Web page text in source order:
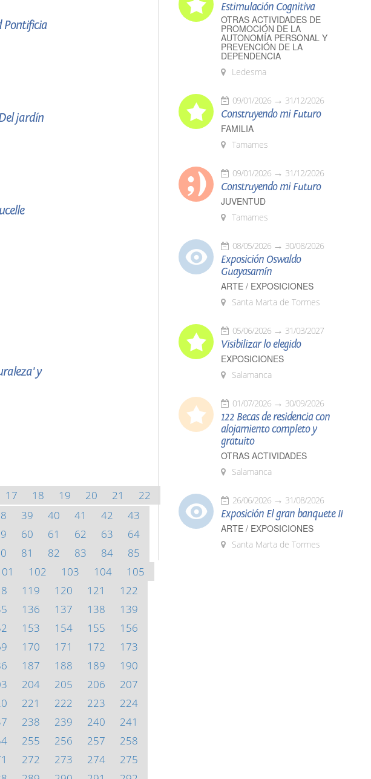
Pontificia
jardín
y
17 18 19 20 21
22
39 40 41 42
43
60 61 62 63
64
81 82 83 84
85
102 103 104
105
119 120 121
122
136 137 138
139
153 154 155
156
170 171 172
173
187 188 189
190
204 205 206
207
221 222 223
224
238 239 240
241
255 256 257
258
272 273 274
275
Estimulación Cognitiva
OTRAS ACTIVIDADES DE
PROMOCIÓN DE LA
AUTONOMÍA PERSONAL Y
PREVENCIÓN DE LA
DEPENDENCIA
Ledesma
09/01/2026 31/12/2026
Construyendo mi Futuro
FAMILIA
Tamames
09/01/2026 31/12/2026
Construyendo mi Futuro
JUVENTUD
Tamames
08/05/2026 30/08/2026
Exposición Oswaldo
Guayasamín
ARTE / EXPOSICIONES
Santa Marta de Tormes
05/06/2026 31/03/2027
Visibilizar lo elegido
EXPOSICIONES
Salamanca
01/07/2026 30/09/2026
122 Becas de residencia con
alojamiento completo y
gratuito
OTRAS ACTIVIDADES
Salamanca
26/06/2026 31/08/2026
Exposición El gran banquete II
ARTE / EXPOSICIONES
Santa Marta de Tormes